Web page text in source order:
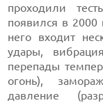
проходили
появился в 2000
него входит
удары,
перепады
огонь),
давление